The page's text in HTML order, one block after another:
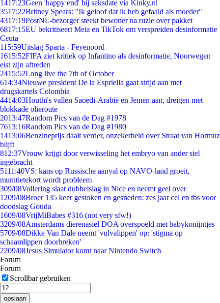
1417:23Geen 'happy end' bij seksdate via Kinky.nl
3517:22Britney Spears: "Ik geloof dat ik heb gefaald als moeder"
4317:19PostNL-bezorger steekt bewoner na ruzie over pakket
6817:15EU bekritiseert Meta en TikTok om verspreiden desinformatie
Ceuta
115:59Uitslag Sparta - Feyenoord
1615:52FIFA ziet kritiek op Infantino als desinformatie, Noorwegen
eist zijn aftreden
2415:52Long live the 7th of October
614:34Nieuwe president De la Espriella gaat strijd aan met
drugskartels Colombia
4414:03Houthi's vallen Saoedi-Arabië en Jemen aan, dreigen met
blokkade olieroute
2013:47Random Pics van de Dag #1978
7613:16Random Pics van de Dag #1980
1413:06Benzineprijs daalt verder, onzekerheid over Straat van Hormuz
blijft
812:37Vrouw krijgt door verwisseling het embryo van ander stel
ingebracht
5111:40VS: kans op Russische aanval op NAVO-land groeit,
munitietekort wordt probleem
309/08Vollering slaat dubbelslag in Nice en neemt geel over
1209/08Broer 135 keer gestoken en gesneden: zes jaar cel en tbs voor
doodslag Gouda
1609/08VrijMiBabes #316 (not very sfw!)
3209/08Amsterdams dierenasiel DOA overspoeld met babykonijntjes
5709/08Dikke Van Dale neemt 'vulvalippen' op: 'stigma op
schaamlippen doorbreken'
2209/08Jesus Simulator komt naar Nintendo Switch
Forum
Forum
Scrollbar gebruiken
opslaan